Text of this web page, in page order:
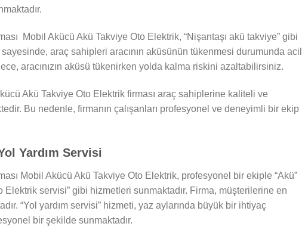
Mobil Akücü Akü Takviye Oto Elektrik, “Nişantaşı akü takviye” gibi
araç sahipleri aracının aküsünün tükenmesi durumunda acil
aracınızın aküsü tükenirken yolda kalma riskini azaltabilirsiniz.
Akü Takviye Oto Elektrik firması araç sahiplerine kaliteli ve
Bu nedenle, firmanın çalışanları profesyonel ve deneyimli bir ekip
Yardım Servisi
Mobil Akücü Akü Takviye Oto Elektrik, profesyonel bir ekiple “Akü”
Elektrik servisi” gibi hizmetleri sunmaktadır. Firma, müşterilerine en
“Yol yardım servisi” hizmeti, yaz aylarında büyük bir ihtiyaç
bir şekilde sunmaktadır.